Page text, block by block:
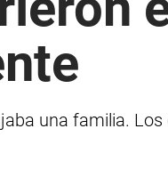
una familia.